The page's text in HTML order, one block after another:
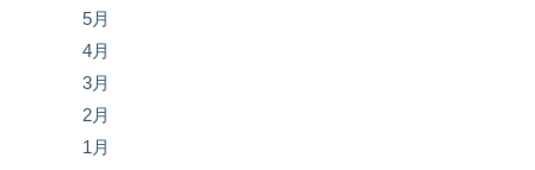
5月
4月
3月
2月
1月